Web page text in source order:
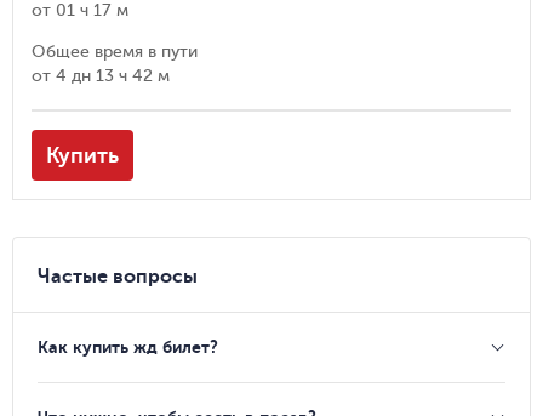
от 01 ч 17 м
Общее время в пути
от 4 дн 13 ч 42 м
Купить
Частые вопросы
Как купить жд билет?